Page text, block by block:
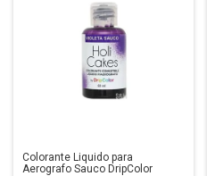
Colorante Liquido para
Aerografo Sauco DripColor